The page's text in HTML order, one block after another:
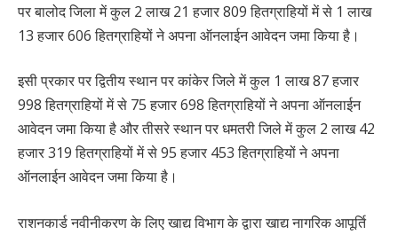
पर बालोद जिला में कुल 2 लाख 21 हजार 809 हितग्राहियों में से 1 लाख
13 हजार 606 हितग्राहियों ने अपना ऑनलाईन आवेदन जमा किया है।
इसी प्रकार पर द्वितीय स्थान पर कांकेर जिले में कुल 1 लाख 87 हजार
998 हितग्राहियों में से 75 हजार 698 हितग्राहियों ने अपना ऑनलाईन
आवेदन जमा किया है और तीसरे स्थान पर धमतरी जिले में कुल 2 लाख 42
हजार 319 हितग्राहियों में से 95 हजार 453 हितग्राहियों ने अपना
ऑनलाईन आवेदन जमा किया है।
राशनकार्ड नवीनीकरण के लिए खाद्य विभाग के द्वारा खाद्य नागरिक आपूर्ति